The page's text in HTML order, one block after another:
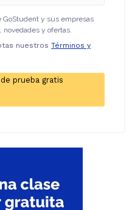
GoStudent y sus empresas
novedades y ofertas.
nuestros Términos y